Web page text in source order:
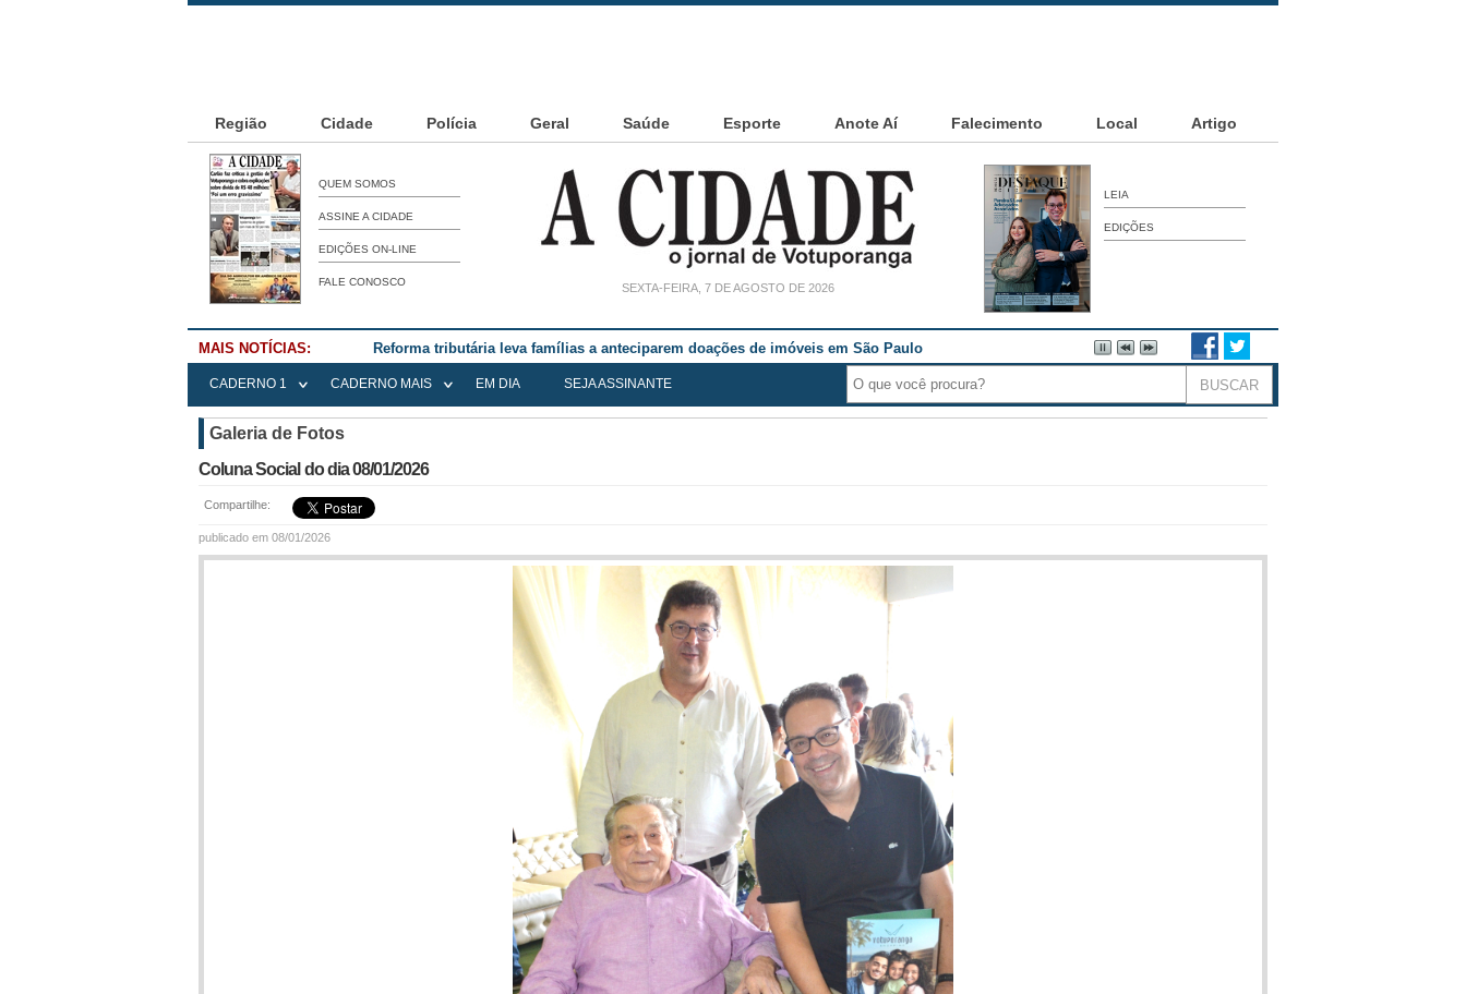
Região Cidade Polícia Geral Saúde Esporte Anote Aí Falecimento Local Artigo
QUEM SOMOS
ASSINE A CIDADE
EDIÇÕES ON-LINE
FALE CONOSCO SEXTA-FEIRA, 7 DE AGOSTO DE 2026
LEIA
EDIÇÕES
MAIS NOTÍCIAS: Reforma tributária leva famílias a anteciparem doações de imóveis em São Paulo
CADERNO 1 CADERNO MAIS EM DIA SEJA ASSINANTE
Galeria de Fotos
Coluna Social do dia 08/01/2026
Compartilhe:
publicado em 08/01/2026